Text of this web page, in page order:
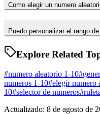
Como elegir un numero
Puedo personalizar el rango
Explore Related
#numero aleatorio 1-10#
numeros 1-10#elegir numero
10#selector de numeros#
Actualizado: 8 de agosto de